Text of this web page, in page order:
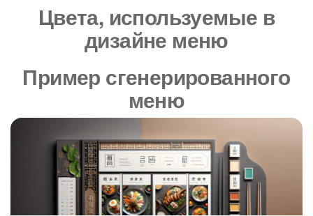
Цвета, используемые в
дизайне меню
Пример сгенерированного
меню